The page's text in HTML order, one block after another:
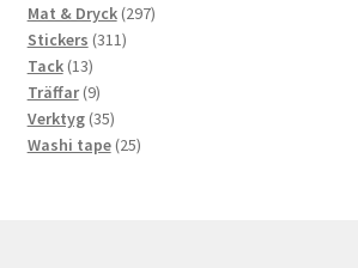
produkter
Mat & Dryck 297297
Stickers 311311
Tack 1313
produkter
Träffar 99
produkter
Verktyg 3535
produkter
Washi tape 2525